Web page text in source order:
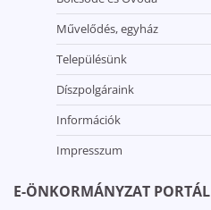
Művelődés, egyház
Településünk
Díszpolgáraink
Információk
Impresszum
E-ÖNKORMÁNYZAT PORTÁL